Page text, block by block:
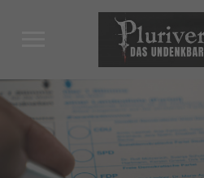
&
navigation